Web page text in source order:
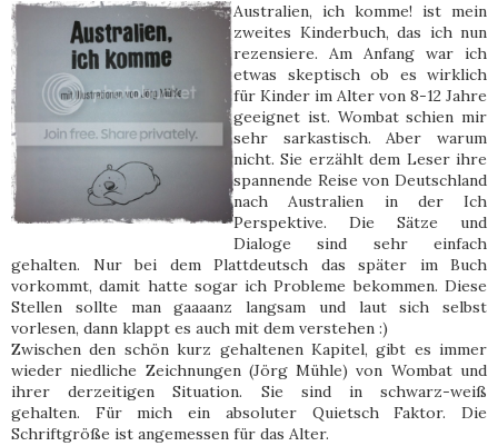
Australien, ich komme! ist mein
zweites Kinderbuch, das ich nun
rezensiere. Am Anfang war ich
etwas skeptisch ob es wirklich
für Kinder im Alter von 8-12 Jahre
geeignet ist. Wombat schien mir
sehr sarkastisch. Aber warum
nicht. Sie erzählt dem Leser ihre
spannende Reise von Deutschland
nach Australien in der Ich
Perspektive. Die Sätze und
Dialoge sind sehr einfach
gehalten. Nur bei dem Plattdeutsch das später im Buch
vorkommt, damit hatte sogar ich Probleme bekommen. Diese
Stellen sollte man gaaaanz langsam und laut sich selbst
vorlesen, dann klappt es auch mit dem verstehen :)
Zwischen den schön kurz gehaltenen Kapitel, gibt es immer
wieder niedliche Zeichnungen (Jörg Mühle) von Wombat und
ihrer derzeitigen Situation. Sie sind in schwarz-weiß
gehalten. Für mich ein absoluter Quietsch Faktor. Die
Schriftgröße ist angemessen für das Alter.